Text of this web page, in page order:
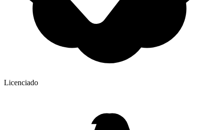
Licenciado